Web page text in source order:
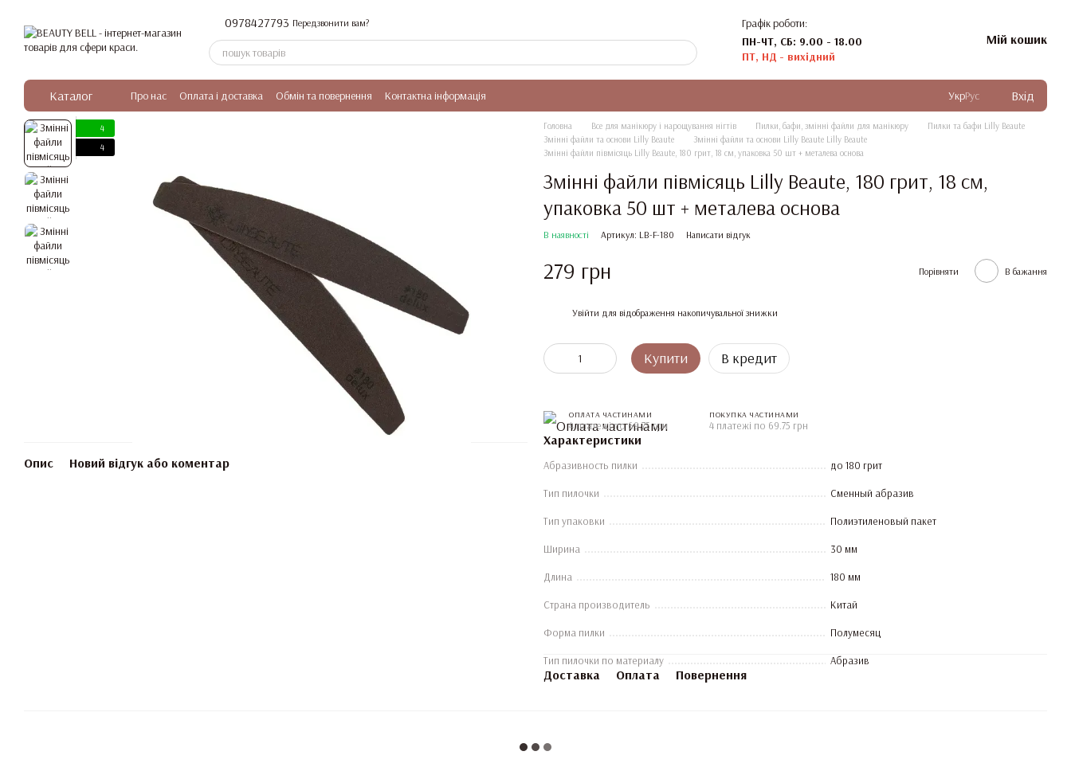
0978427793 Передзвонити вам?
Графік роботи:
ПН-ЧТ, СБ: 9.00 - 18.00
ПТ, НД - вихідний
Мій кошик
Каталог Про нас Оплата і доставка Обмін та повернення Контактна інформація УкрРус Вхід
4
4
Опис Новий відгук або коментар
Головна Все для манікюру і нарощування нігтів Пилки, бафи, змінні файли для манікюру
Пилки та бафи Lilly Beaute
Змінні файли та основи Lilly Beaute
Змінні файли та основи Lilly Beaute Lilly Beaute
Змінні файли півмісяць Lilly Beaute, 180 грит, 18 см, упаковка 50 шт + металева основа
Змінні файли півмісяць Lilly Beaute, 180 грит, 18 см,
упаковка 50 шт + металева основа
В наявності Артикул: LB-F-180 Написати відгук
279 грн Порівняти В бажання
Увійти для відображення накопичувальної знижки
Купити В кредит
ОПЛАТА ЧАСТИНАМИ
4 платежі по 69.75 грн
ПОКУПКА ЧАСТИНАМИ
4 платежі по 69.75 грн
Характеристики
Абразивность пилки до 180 грит
Тип пилочки Сменный абразив
Тип упаковки Полиэтиленовый пакет
Ширина 30 мм
Длина 180 мм
Страна производитель Китай
Форма пилки Полумесяц
Тип пилочки по материалу Абразив
Доставка Оплата Повернення